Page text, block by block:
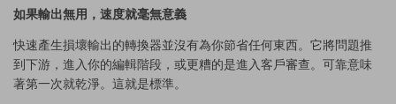
如果輸出無用，速度就毫無意義
快速產生損壞輸出的轉換器並沒有為你節省任何東西。它將問題推
到下游，進入你的編輯階段，或更糟的是進入客戶審查。可靠意味
著第一次就乾淨。這就是標準。